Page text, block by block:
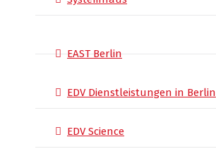
EAST Berlin
EDV Dienstleistungen in Berlin
EDV Science